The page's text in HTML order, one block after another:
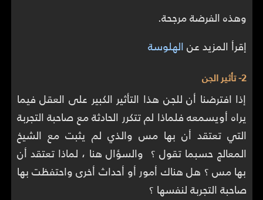
وهذه الفرضة مرجحة.
إقرأ المزيد عنالهلوسة
2- تأثير الجن
إذا افترضنا أن للجن هذا التأثير الكبير على العقل فيما
يراه أويسمعه فلماذا لم تتكرر الحادثة مع صاحبة التجربة
التي تعتقد أن بها مس والذي لم يثبت مع الشيخ
المعالج حسبما تقول ؟ والسؤال هنا ، لماذا تعتقد أن
بها مس ؟ هل هناك أمور أو أحداث أخرى واحتفظت بها
صاحبة التجربة لنفسها ؟